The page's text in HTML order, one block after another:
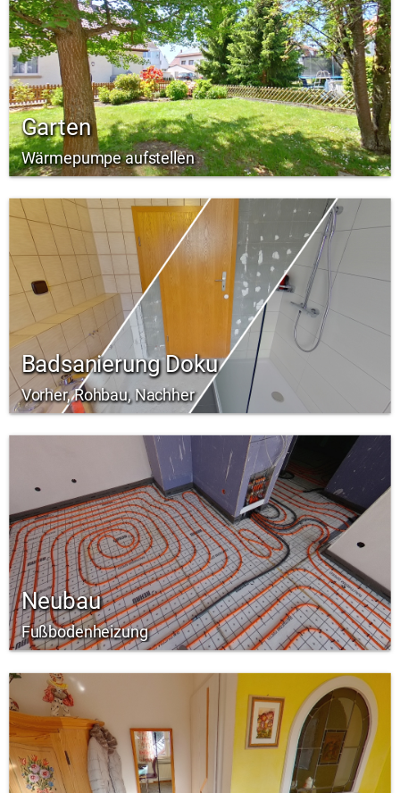
Garten
Wärmepumpe aufstellen
Badsanierung Doku
Vorher, Rohbau, Nachher
Neubau
Fußbodenheizung